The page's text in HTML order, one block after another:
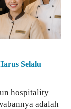
Selalu
hospitality
adalah